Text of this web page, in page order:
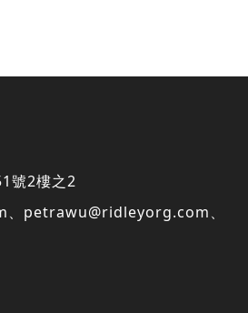
號2樓之2
、 petrawu@ridleyorg.com、